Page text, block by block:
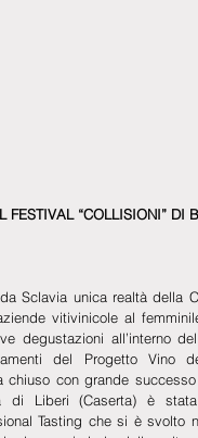
FESTIVAL “COLLISIONI” DI
Sclavia unica realtà della
vitivinicole al
degustazioni all’interno
del Progetto Vino
chiuso con grande
di Liberi (Caserta) è
Tasting che si è svolto